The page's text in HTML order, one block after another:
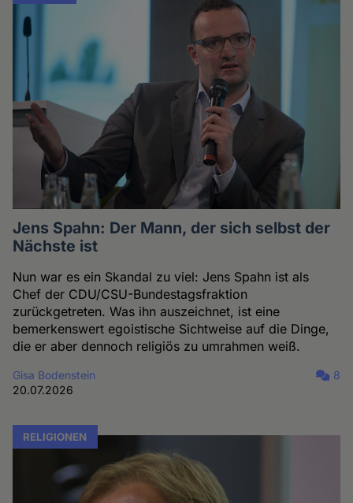
Jens Spahn: Der Mann, der sich selbst der
Nächste ist
Nun war es ein Skandal zu viel: Jens Spahn ist als
Chef der CDU/CSU-Bundestagsfraktion
zurückgetreten. Was ihn auszeichnet, ist eine
bemerkenswert egoistische Sichtweise auf die Dinge,
die er aber dennoch religiös zu umrahmen weiß.
Gisa Bodenstein
20.07.2026
8
RELIGIONEN